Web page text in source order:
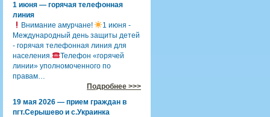
1 июня — горячая телефонная
линия
Внимание амурчане!
1 июня -
Международный день защиты детей
- горячая телефонная линия для
населения.
Телефон «горячей
линии» уполномоченного по
правам…
Подробнее >>>
19 мая 2026 — прием граждан в
пгт.Серышево и с.Украинка